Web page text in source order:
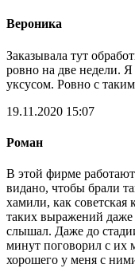
Вероника
Заказывала тут
ровно на две недели.
уксусом. Ровно с
19.11.2020 15:07
Роман
В этой фирме
видано, чтобы брали
хамили, как
таких выражений даже
слышал. Даже до
минут поговорил с их
хорошего у меня с